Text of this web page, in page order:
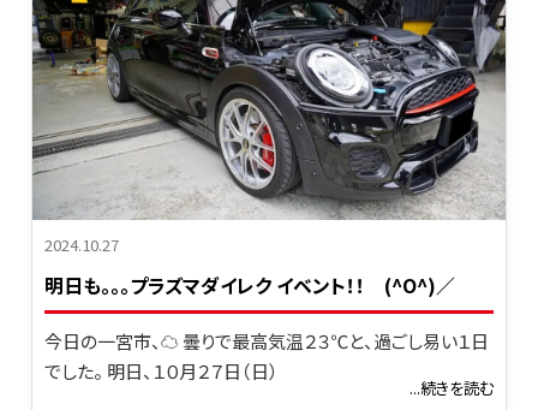
2024.10.27
明日も｡｡｡プラズマダイレク イベント！！ (^O^)／
今日の一宮市、☁ 曇りで最高気温２３℃と、過ごし易い１日
でした。 明日、１０月２７日（日）
...続きを読む